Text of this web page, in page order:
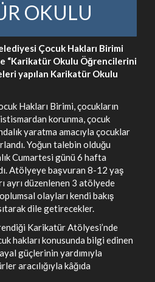
OKULU
Çocuk Hakları Birimi
“Karikatür Okulu Öğrencilerini
yapılan Karikatür Okulu
Hakları Birimi, çocukların
istismardan korunma, çocuk
yaratma amacıyla çocuklar
Yoğun talebin olduğu
Cumartesi günü 6 hafta
Atölyeye başvuran 8-12 yaş
ayrı düzenlenen 3 atölyede
olayları kendi bakış
dile getirecekler.
Karikatür Atölyesi’nde
hakları konusunda bilgi edinen
güçlerinin yardımıyla
aracılığıyla kâğıda